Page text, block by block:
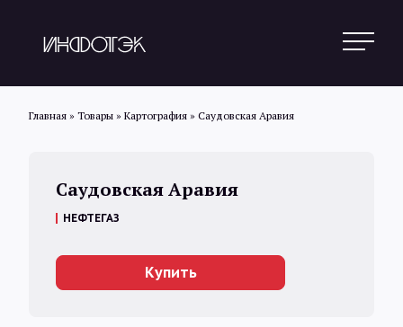
Статьи
Главная » Товары » Картография » Саудовская Аравия
Саудовская Аравия
НЕФТЕГАЗ
Купить